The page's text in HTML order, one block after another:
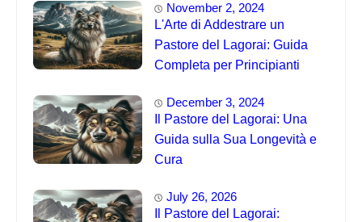
November 2, 2024
L'Arte di Addestrare un
Pastore del Lagorai: Guida
Completa per Principianti
December 3, 2024
Il Pastore del Lagorai: Una
Guida sulla Sua Longevità e
Cura
July 26, 2026
Il Pastore del Lagorai: